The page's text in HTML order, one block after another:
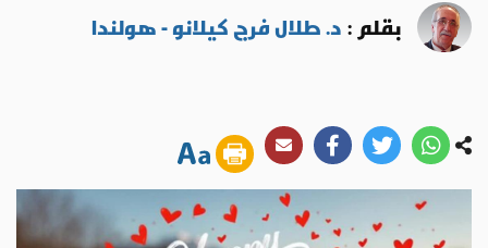
بقلم :د. طلال فرج كيلانو - هولندا